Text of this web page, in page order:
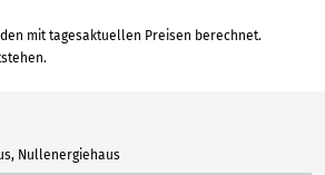
mit tagesaktuellen Preisen berechnet.
Nullenergiehaus